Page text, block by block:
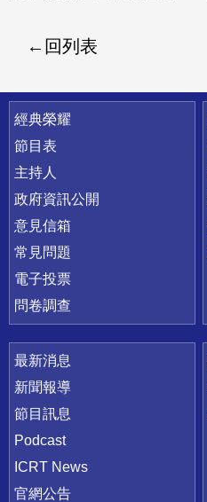
回列表
快速連結
經典榮耀
節目表
主持人
政府資訊公開
意見信箱
常見問題
電子投票
問卷調查
最新消息
新聞報導
節目訊息
Podcast
ICRT News
官網公告